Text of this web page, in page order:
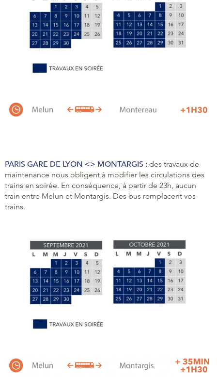
PARIS GARE DE LYON <> MONTARGIS : des travaux de
maintenance nous obligent à modifier les circulations des
trains en soirée. En conséquence, à partir de 23h, aucun
train entre Melun et Montargis. Des bus remplacent vos
trains.